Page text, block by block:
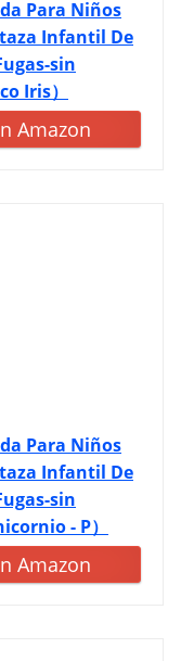
Para Niños
Infantil De
sin
Iris）
Amazon
Para Niños
Infantil De
sin
- P）
Amazon